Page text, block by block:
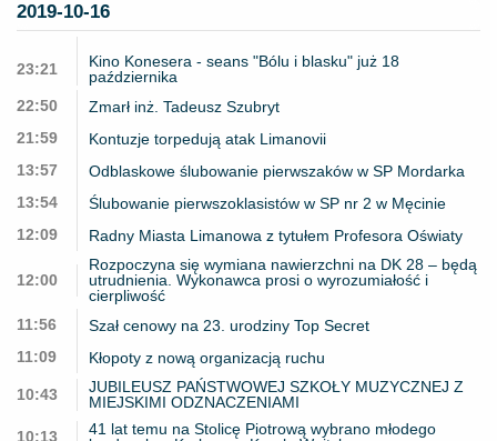
2019-10-16
23:21
Kino Konesera - seans "Bólu i blasku" już 18
października
22:50
Zmarł inż. Tadeusz Szubryt
21:59
Kontuzje torpedują atak Limanovii
13:57
Odblaskowe ślubowanie pierwszaków w SP Mordarka
13:54
Ślubowanie pierwszoklasistów w SP nr 2 w Męcinie
12:09
Radny Miasta Limanowa z tytułem Profesora Oświaty
12:00
Rozpoczyna się wymiana nawierzchni na DK 28 – będą
utrudnienia. Wykonawca prosi o wyrozumiałość i
cierpliwość
11:56
Szał cenowy na 23. urodziny Top Secret
11:09
Kłopoty z nową organizacją ruchu
10:43
JUBILEUSZ PAŃSTWOWEJ SZKOŁY MUZYCZNEJ Z
MIEJSKIMI ODZNACZENIAMI
10:13
41 lat temu na Stolicę Piotrową wybrano młodego